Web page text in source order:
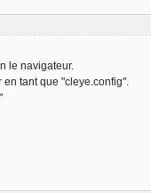
le navigateur.
tant que "cleye.config".